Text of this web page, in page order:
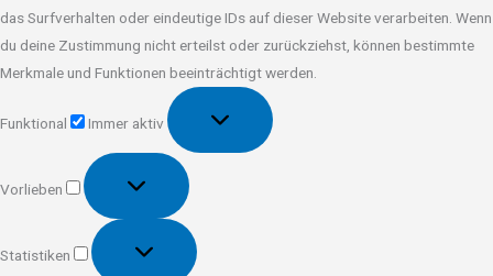
das Surfverhalten oder eindeutige IDs auf dieser Website verarbeiten. Wenn
du deine Zustimmung nicht erteilst oder zurückziehst, können bestimmte
Merkmale und Funktionen beeinträchtigt werden.
Funktional
Immer aktiv
Vorlieben
Vorlieben
Statistiken
Statistiken